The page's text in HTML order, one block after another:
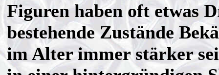
Figuren haben oft etwas
bestehende Zustände
im Alter immer stärker